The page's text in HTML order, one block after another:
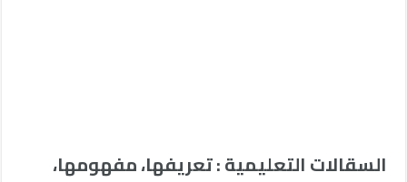
السقالات التعليمية : تعريفها، مفهومها،